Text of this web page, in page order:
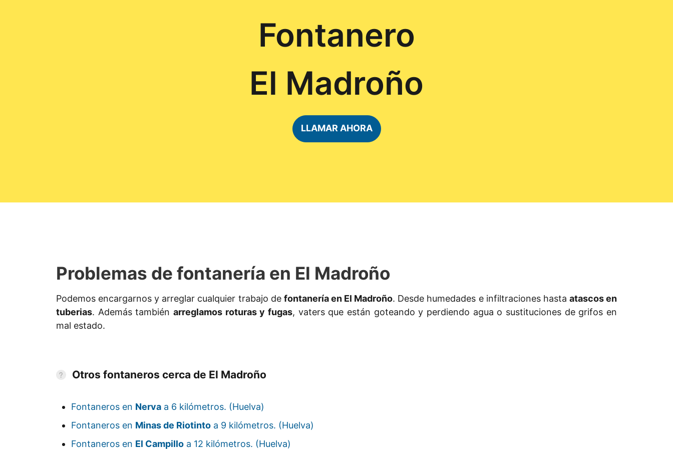
Fontanero
El Madroño
LLAMAR AHORA
Problemas de fontanería en El Madroño
Podemos encargarnos y arreglar cualquier trabajo de fontanería en El Madroño. Desde humedades e infiltraciones hasta atascos en
tuberias. Además también arreglamos roturas y fugas, vaters que están goteando y perdiendo agua o sustituciones de grifos en
mal estado.
Otros fontaneros cerca de El Madroño
Fontaneros en Nerva a 6 kilómetros. (Huelva)
Fontaneros en Minas de Riotinto a 9 kilómetros. (Huelva)
Fontaneros en El Campillo a 12 kilómetros. (Huelva)